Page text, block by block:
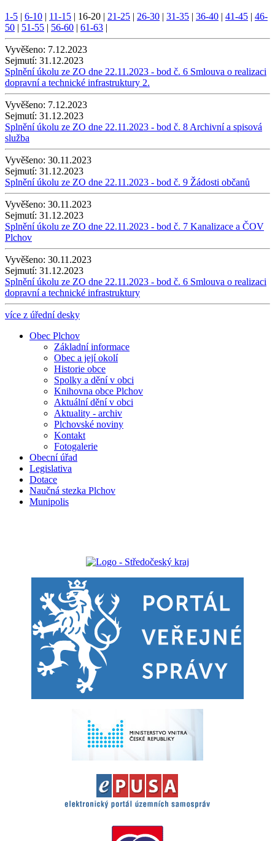
1-5 6-10 11-15 16-20 21-25 26-30 31-35 36-40 41-45
46-
50
51-55 56-60 61-63
Vyvěšeno: 7.12.2023
Sejmutí: 31.12.2023
Splnění úkolu ze ZO dne 22.11.2023 - bod č. 6 Smlouva o realizaci
dopravní a technické infrastruktury 2.
Vyvěšeno: 7.12.2023
Sejmutí: 31.12.2023
Splnění úkolu ze ZO dne 22.11.2023 - bod č. 8 Archivní a spisová
služba
Vyvěšeno: 30.11.2023
Sejmutí: 31.12.2023
Splnění úkolu ze ZO dne 22.11.2023 - bod č. 9 Žádosti občanů
Vyvěšeno: 30.11.2023
Sejmutí: 31.12.2023
Splnění úkolu ze ZO dne 22.11.2023 - bod č. 7 Kanalizace a ČOV
Plchov
Vyvěšeno: 30.11.2023
Sejmutí: 31.12.2023
Splnění úkolu ze ZO dne 22.11.2023 - bod č. 6 Smlouva o realizaci
dopravní a technické infrastruktury
více z úřední desky
Obec Plchov
Základní informace
Obec a její okolí
Historie obce
Spolky a dění v obci
Knihovna obce Plchov
Aktuální dění v obci
Aktuality - archiv
Plchovské noviny
Kontakt
Fotogalerie
Obecní úřad
Legislativa
Dotace
Naučná stezka Plchov
Munipolis